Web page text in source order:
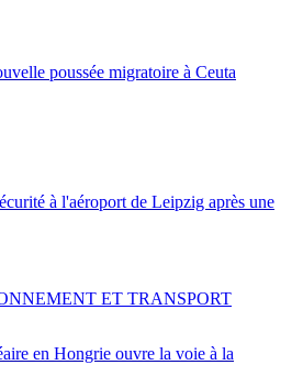
poussée migratoire à Ceuta
à l'aéroport de Leipzig après une
en Hongrie ouvre la voie à la
ET TRANSPORT